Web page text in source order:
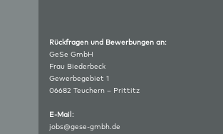
Rückfragen und Bewerbungen
GeSe GmbH
Frau Biederbeck
Gewerbegebiet 1
06682 Teuchern – Prittitz
E-Mail:
jobs@gese-gmbh.de